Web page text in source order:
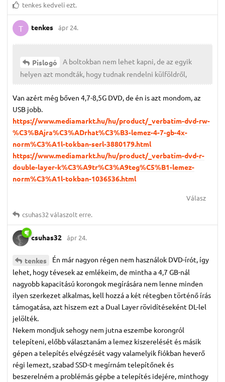
tenkes kedveli ezt.
T tenkes ápr 24.
Pislogó
A boltokban nem lehet kapni, de az egyik
helyen azt mondták, hogy tudnak rendelni külföldről,
Van azért még bőven 4,7-8,5G DVD, de én is azt mondom, az
USB jobb.
https://www.mediamarkt.hu/hu/product/_verbatim-dvd-rw-
%C3%BAjra%C3%ADrhat%C3%B3-lemez-4-7-gb-4x-
norm%C3%A1l-tokban-serl-3880179.html
https://www.mediamarkt.hu/hu/product/_verbatim-dvd-r-
double-layer-k%C3%A9tr%C3%A9teg%C5%B1-lemez-
norm%C3%A1l-tokban-1036536.html
Válasz
csuhas32 válaszolt erre.
csuhas32 ápr 24.
tenkes
Én már nagyon régen nem használok DVD-írót, így
lehet, hogy tévesek az emlékeim, de mintha a 4,7 GB-nál
nagyobb kapacitású korongok megírására nem lenne minden
ilyen szerkezet alkalmas, kell hozzá a két rétegben történő írás
támogatása, azt hiszem ezt a Dual Layer rövidítéseként DL-lel
jelölték.
Nekem mondjuk sehogy nem jutna eszembe korongról
telepíteni, előbb választanám a lemez kiszerelését és másik
gépen a telepítés elvégzését vagy valamelyik fiókban heverő
régi lemezt, szabad SSD-t megírnám telepítőnek és
beszerelném a problémás gépbe a telepítés idejére, minthogy